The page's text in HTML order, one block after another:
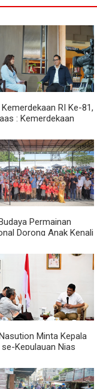
Kemerdekaan RI Ke-81,
: Kemerdekaan
Pelayanan
Permainan
Dorong Anak Kenali
Gadget
Minta Kepala
se-Kepulauan Nias